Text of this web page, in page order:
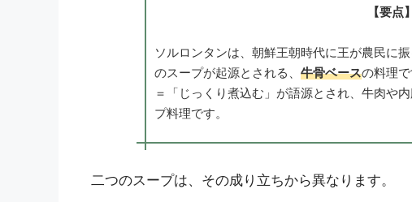
【要点】
ソルロンタンは、朝鮮王朝時代に王が農民に
のスープが起源とされる、牛骨ベースの料理
＝「じっくり煮込む」が語源とされ、牛肉や
プ料理です。
二つのスープは、その成り立ちから異なります。